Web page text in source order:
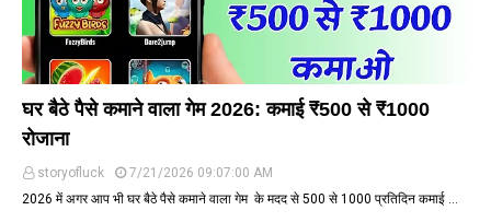
घर बैठे पैसे कमाने वाला गेम 2026: कमाई ₹500 से ₹1000
रोजाना
storyofluck
7/21/2026 09:07:00 AM
2026 में अगर आप भी घर बैठे पैसे कमाने वाला गेम के मदद से ₹500 से ₹1000 प्रतिदिन कमाई …